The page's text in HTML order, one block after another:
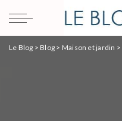
Le Blog > Blog > Maison et jardin >